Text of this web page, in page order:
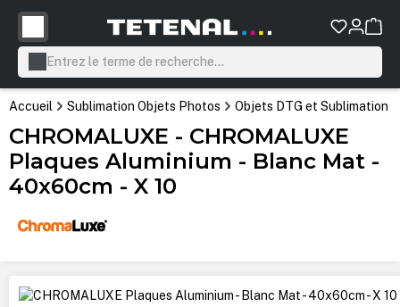
principal
Accueil Sublimation Objets Photos Objets DTG et Sublimation
CHROMALUXE - CHROMALUXE
Plaques Aluminium - Blanc Mat -
40x60cm - X 10
Ignorer la galerie d'images